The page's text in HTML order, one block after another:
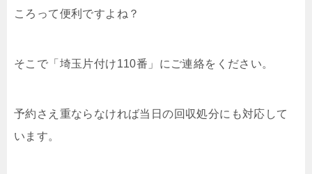
ころって便利ですよね？
そこで「埼玉片付け110番」にご連絡をください。
予約さえ重ならなければ当日の回収処分にも対応して
います。